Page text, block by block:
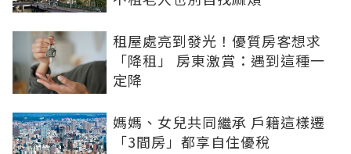
租屋處亮到發光！優質房客想求
「降租」 房東激賞：遇到這種一
定降
媽媽、女兒共同繼承 戶籍這樣遷
「3間房」都享自住優稅